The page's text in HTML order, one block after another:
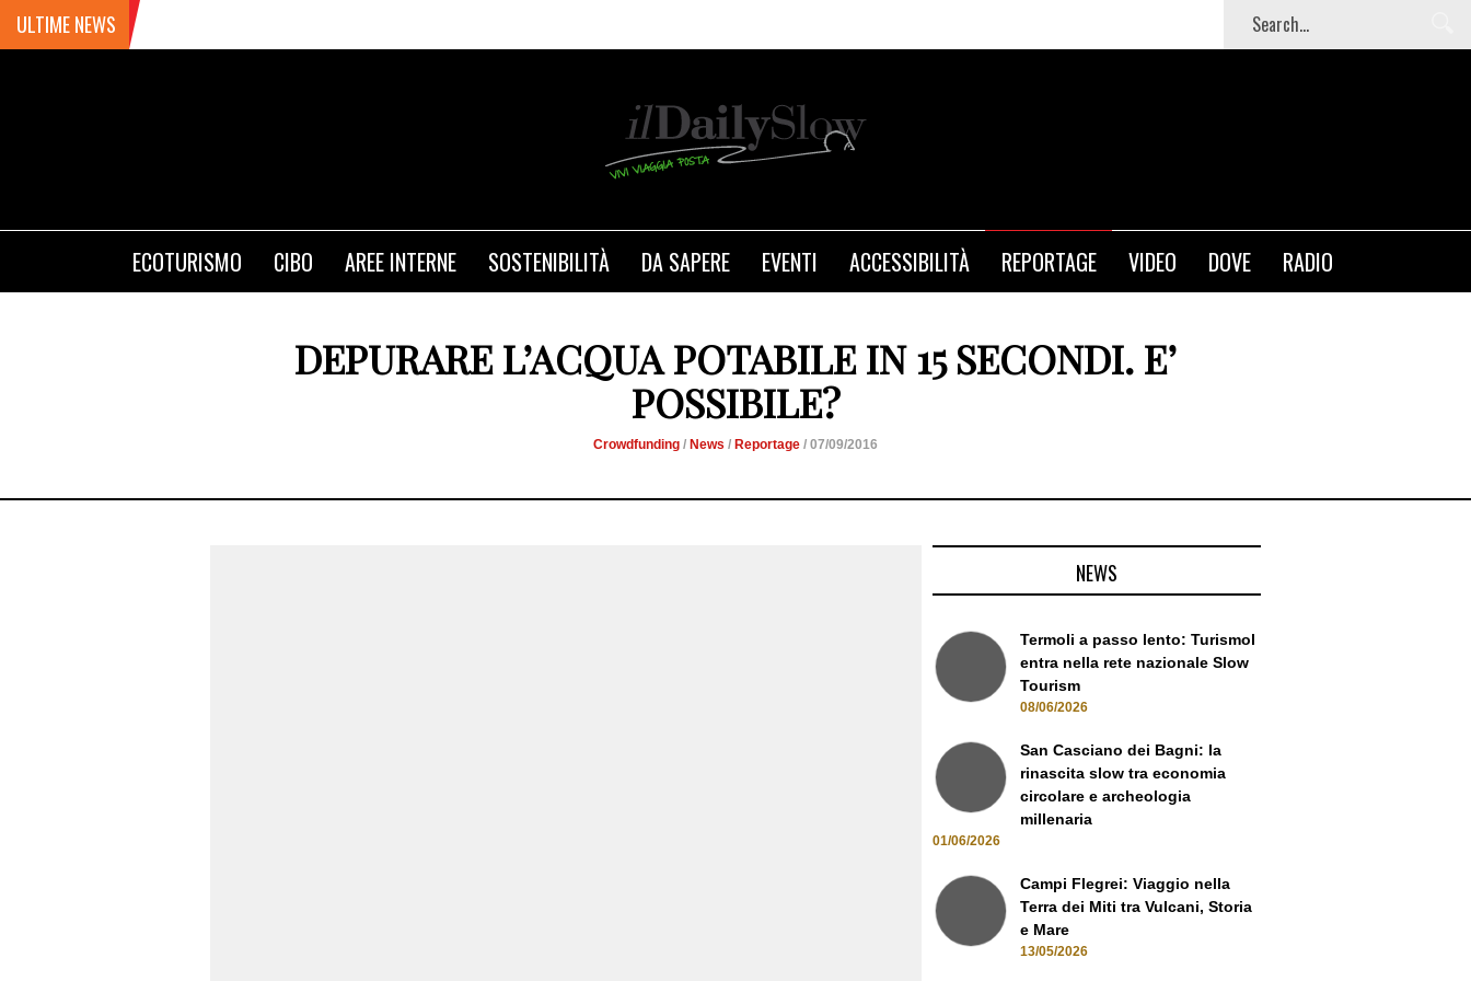
ULTIME NEWS
ECOTURISMO CIBO AREE INTERNE SOSTENIBILITÀ DA SAPERE EVENTI ACCESSIBILITÀ REPORTAGE VIDEO DOVE RADIO
DEPURARE L’ACQUA POTABILE IN 15 SECONDI. E’
POSSIBILE?
Crowdfunding / News / Reportage / 07/09/2016
NEWS
Termoli a passo lento: Turismol
entra nella rete nazionale Slow
Tourism
08/06/2026
San Casciano dei Bagni: la
rinascita slow tra economia
circolare e archeologia
millenaria
01/06/2026
Campi Flegrei: Viaggio nella
Terra dei Miti tra Vulcani, Storia
e Mare
13/05/2026